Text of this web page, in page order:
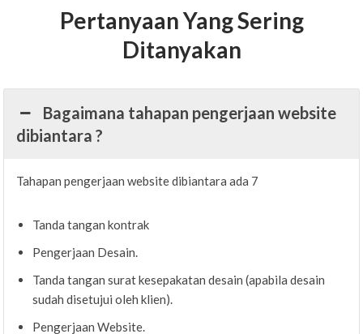
Pertanyaan Yang Sering
Ditanyakan
Bagaimana tahapan pengerjaan website
dibiantara ?
Tahapan pengerjaan website dibiantara ada 7
Tanda tangan kontrak
Pengerjaan Desain.
Tanda tangan surat kesepakatan desain (apabila desain
sudah disetujui oleh klien).
Pengerjaan Website.